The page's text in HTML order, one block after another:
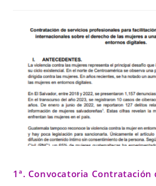
1ª. Convocatoria Contratación